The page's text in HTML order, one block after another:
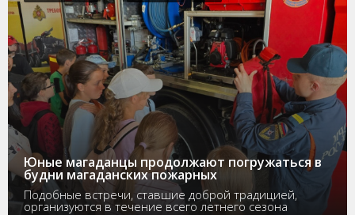
Юные магаданцы продолжают погружаться в
будни магаданских пожарных
Подобные встречи, ставшие доброй традицией,
организуются в течение всего летнего сезона